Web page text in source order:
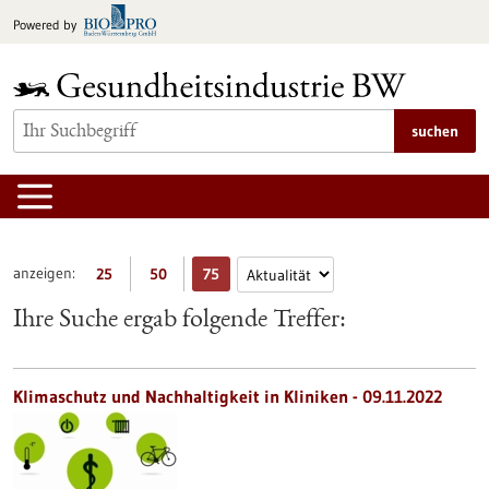
Inhalt
Powered by
suchen
anzeigen: 25 50 75
Ihre Suche ergab folgende Treffer:
Klimaschutz und Nachhaltigkeit in Kliniken - 09.11.2022